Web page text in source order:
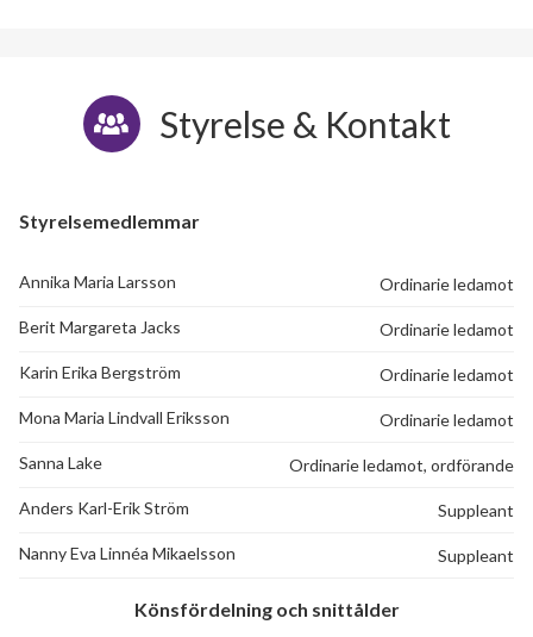
Styrelse & Kontakt
Styrelsemedlemmar
Annika Maria Larsson Ordinarie ledamot
Berit Margareta Jacks Ordinarie ledamot
Karin Erika Bergström Ordinarie ledamot
Mona Maria Lindvall Eriksson Ordinarie ledamot
Sanna Lake Ordinarie ledamot, ordförande
Anders Karl-Erik Ström Suppleant
Nanny Eva Linnéa Mikaelsson Suppleant
Könsfördelning och snittålder